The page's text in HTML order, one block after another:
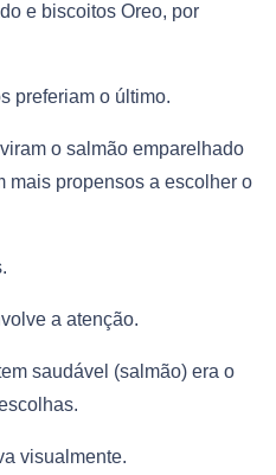
e biscoitos Oreo, por
preferiam o último.
o salmão emparelhado
mais propensos a escolher o
a atenção.
saudável (salmão) era o
visualmente.